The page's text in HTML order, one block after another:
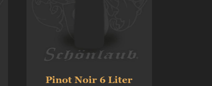
Pinot Noir 6 Liter